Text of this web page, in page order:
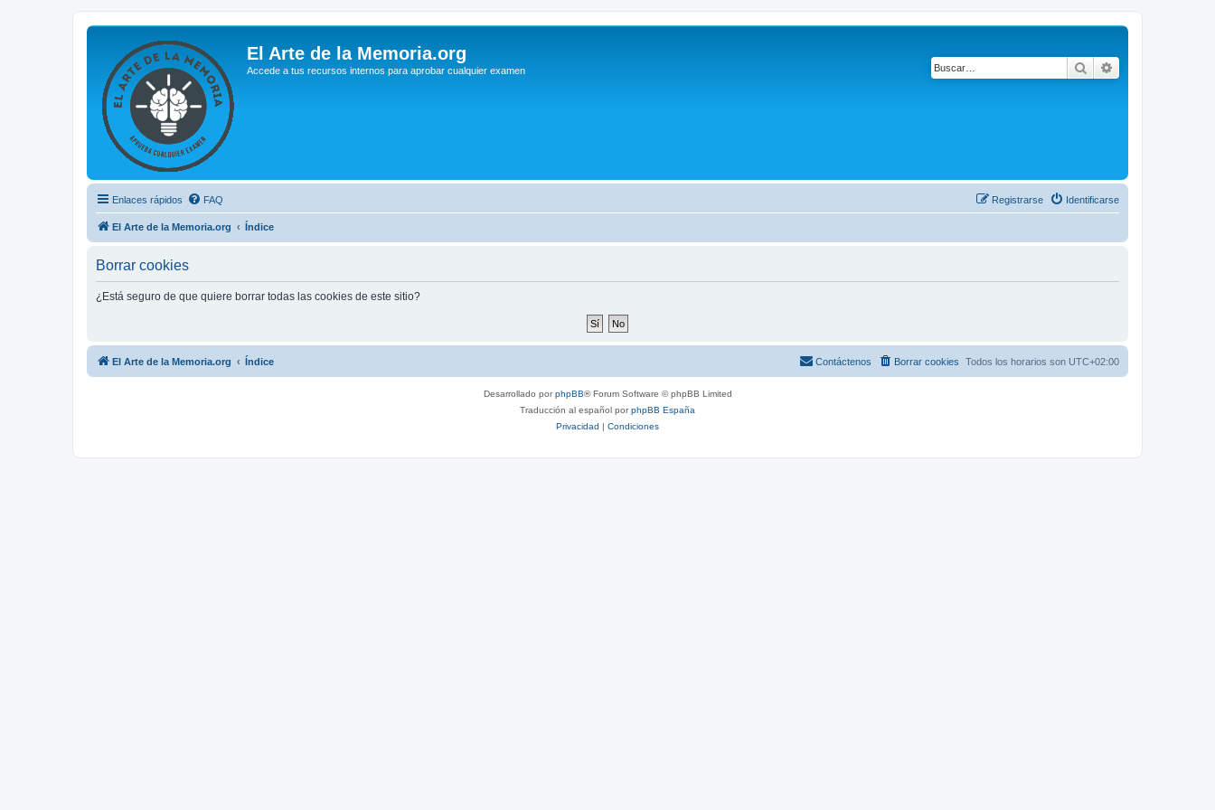
El Arte de la Memoria.org
Accede a tus recursos internos para aprobar cualquier examen Buscar
Enlaces rápidos FAQ Identificarse
Registrarse
El Arte de la Memoria.org Índice
Borrar cookies
¿Está seguro de que quiere borrar todas las cookies de este sitio?
El Arte de la Memoria.org Índice Todos los horarios son UTC+02:00
Borrar cookies
Contáctenos
Desarrollado porphpBB® Forum Software © phpBB Limited
Traducción al español porphpBB España
Privacidad | Condiciones